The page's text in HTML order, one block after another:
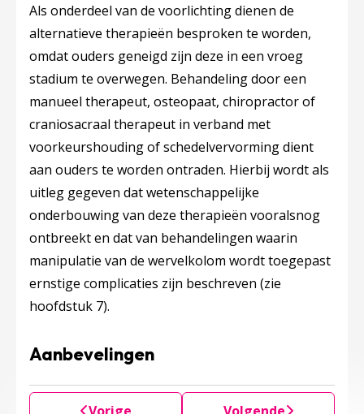
Als onderdeel van de voorlichting dienen de
alternatieve therapieën besproken te worden,
omdat ouders geneigd zijn deze in een vroeg
stadium te overwegen. Behandeling door een
manueel therapeut, osteopaat, chiropractor of
craniosacraal therapeut in verband met
voorkeurshouding of schedelvervorming dient
aan ouders te worden ontraden. Hierbij wordt als
uitleg gegeven dat wetenschappelijke
onderbouwing van deze therapieën vooralsnog
ontbreekt en dat van behandelingen waarin
manipulatie van de wervelkolom wordt toegepast
ernstige complicaties zijn beschreven (zie
hoofdstuk 7).
Aanbevelingen